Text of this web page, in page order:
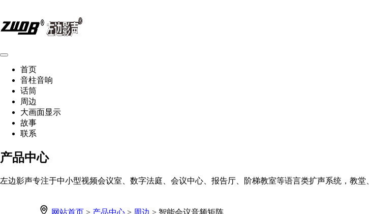
首页
音柱音响
话筒
周边
大画面显示
故事
联系
产品中心
左边影声专注于中小型视频会议室、数字法庭、会议中心、报告厅、阶梯教室等语言类扩声系统，教
网站首页> 产品中心> 周边 > 智能会议音频矩阵